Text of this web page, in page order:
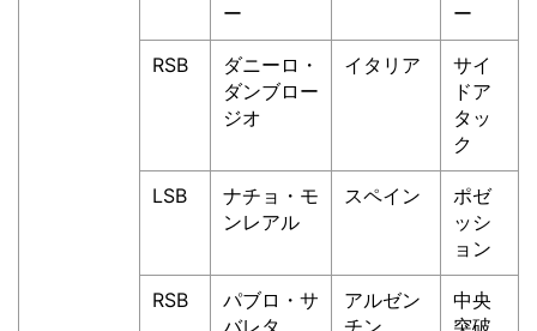
ー ー
RSB
ダニーロ・
ダンブロー
ジオ
イタリア
サイ
ドア
タッ
ク
LSB
ナチョ・モ
ンレアル
スペイン
ポゼ
ッシ
ョン
RSB
パブロ・サ
バレタ
アルゼン
チン
中央
突破